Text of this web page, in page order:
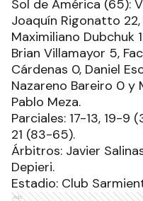
Sol de América (65):
Joaquín Rigonatto
Maximiliano Dubchuk
Brian Villamayor 5,
Cárdenas 0, Daniel
Nazareno Bareiro 0 y
Pablo Meza.
Parciales: 17-13, 19-
21 (83-65).
Árbitros: Javier
Depieri.
Estadio: Club
Ads